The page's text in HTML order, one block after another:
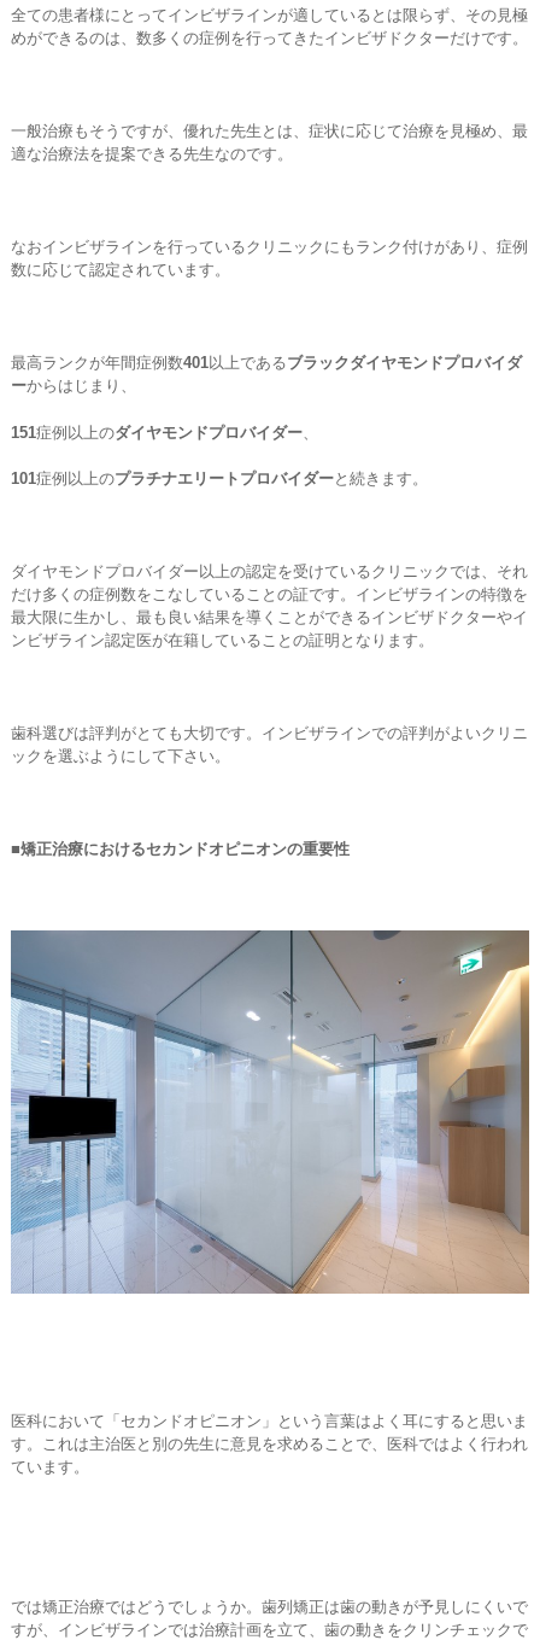
全ての患者様にとってインビザラインが適しているとは限らず、その見極
めができるのは、数多くの症例を行ってきたインビザドクターだけです。
一般治療もそうですが、優れた先生とは、症状に応じて治療を見極め、最
適な治療法を提案できる先生なのです。
なおインビザラインを行っているクリニックにもランク付けがあり、症例
数に応じて認定されています。
最高ランクが年間症例数401以上であるブラックダイヤモンドプロバイダ
ーからはじまり、
151症例以上のダイヤモンドプロバイダー、
101症例以上のプラチナエリートプロバイダーと続きます。
ダイヤモンドプロバイダー以上の認定を受けているクリニックでは、それ
だけ多くの症例数をこなしていることの証です。インビザラインの特徴を
最大限に生かし、最も良い結果を導くことができるインビザドクターやイ
ンビザライン認定医が在籍していることの証明となります。
歯科選びは評判がとても大切です。インビザラインでの評判がよいクリニ
ックを選ぶようにして下さい。
■矯正治療におけるセカンドオピニオンの重要性
医科において「セカンドオピニオン」という言葉はよく耳にすると思いま
す。これは主治医と別の先生に意見を求めることで、医科ではよく行われ
ています。
では矯正治療ではどうでしょうか。歯列矯正は歯の動きが予見しにくいで
すが、インビザラインでは治療計画を立て、歯の動きをクリンチェックで